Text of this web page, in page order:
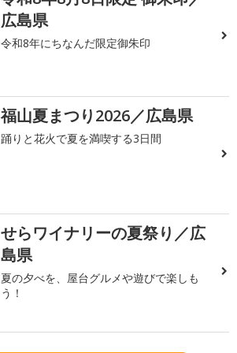
広島県
令和8年にちなんだ限定御朱印
福山夏まつり2026／広島県
踊りと花火で夏を満喫する3日間
せらワイナリーの夏祭り／広
島県
夏の夕べを、屋台グルメや遊びで楽しも
う！